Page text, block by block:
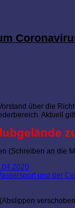
über die
Aktuell
(Schreiben an die
und der
(Abslippen